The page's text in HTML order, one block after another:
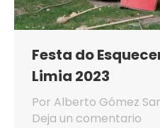
Festa do
Limia 2023
Por Alberto Gómez
Deja un comentario